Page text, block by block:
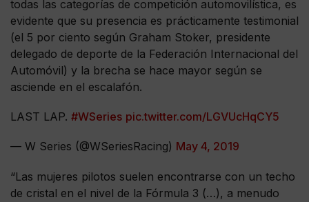
todas las categorías de competición automovilística, es
evidente que su presencia es prácticamente testimonial
(el 5 por ciento según Graham Stoker, presidente
delegado de deporte de la Federación Internacional del
Automóvil) y la brecha se hace mayor según se
asciende en el escalafón.
LAST LAP. #WSeries pic.twitter.com/LGVUcHqCY5
— W Series (@WSeriesRacing) May 4, 2019
“Las mujeres pilotos suelen encontrarse con un techo
de cristal en el nivel de la Fórmula 3 (…), a menudo